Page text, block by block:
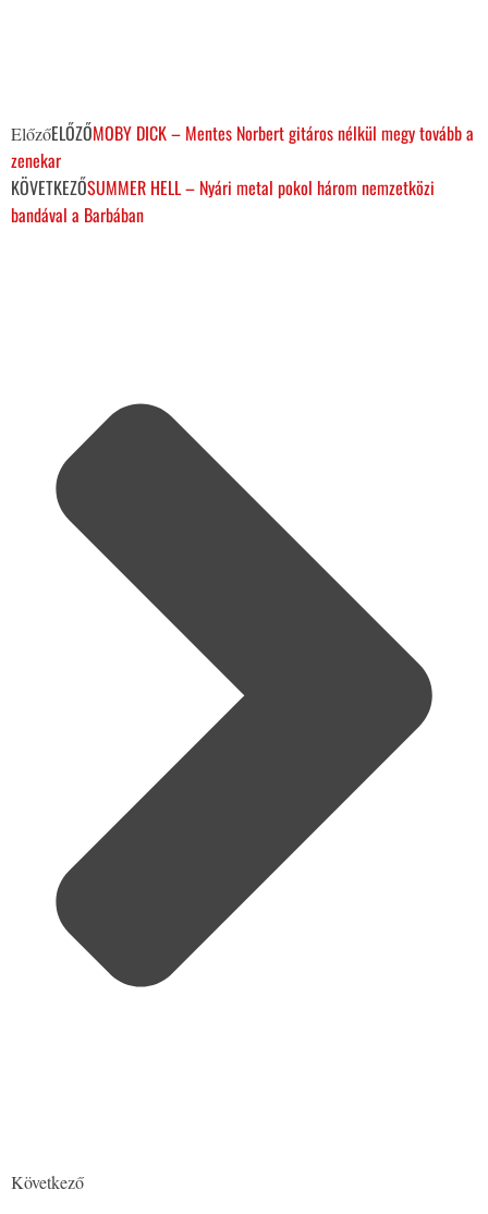
ElőzőELŐZŐMOBY DICK – Mentes Norbert gitáros nélkül megy tovább a
zenekar
KÖVETKEZŐSUMMER HELL – Nyári metal pokol három nemzetközi
bandával a Barbában
Következő